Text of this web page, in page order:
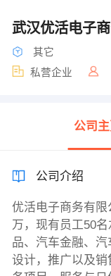
武汉优活电子
其它
私营企业
公司
公司介绍
优活电子商务有限
万，现有员工50
品、汽车金融、汽
设计，推广以及